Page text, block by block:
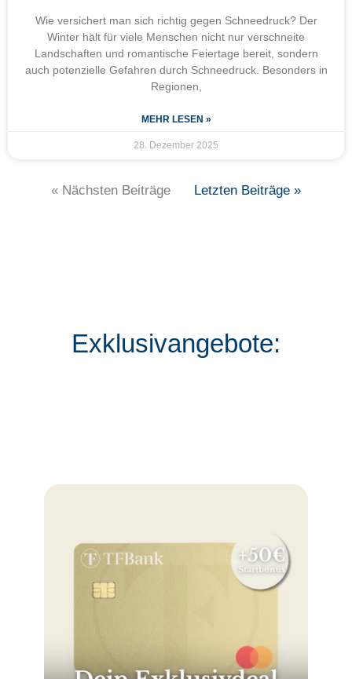
Wie versichert man sich richtig gegen Schneedruck? Der
Winter hält für viele Menschen nicht nur verschneite
Landschaften und romantische Feiertage bereit, sondern
auch potenzielle Gefahren durch Schneedruck. Besonders in
Regionen,
MEHR LESEN »
28. Dezember 2025
« Nächsten Beiträge Letzten Beiträge »
Exklusivangebote: